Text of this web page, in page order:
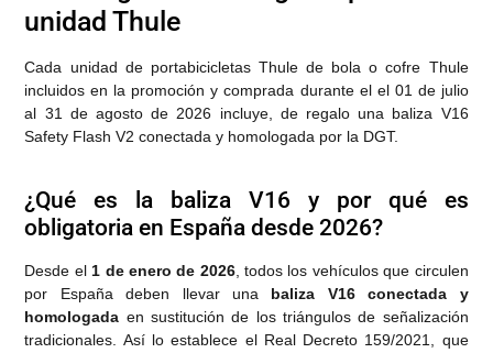
unidad Thule
Cada unidad de portabicicletas Thule de bola o cofre Thule
incluidos en la promoción y comprada durante el el 01 de julio
al 31 de agosto de 2026 incluye, de regalo una baliza V16
Safety Flash V2 conectada y homologada por la DGT.
¿Qué es la baliza V16 y por qué es
obligatoria en España desde 2026?
Desde el1 de enero de 2026, todos los vehículos que circulen
por España deben llevar una baliza V16 conectada y
homologada en sustitución de los triángulos de señalización
tradicionales. Así lo establece el Real Decreto 159/2021, que